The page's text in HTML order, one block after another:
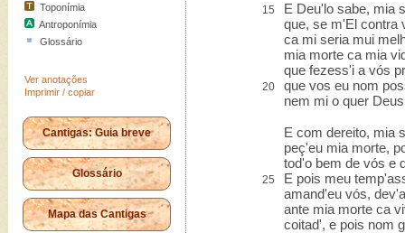
Toponímia
Antroponímia
Glossário
Ver anotações
Imprimir / copiar
Cantigas: Guia breve
Glossário
Mapa das Cantigas
15
E Deu'lo sabe, mia
que, se m'El contra
ca mi seria mui
mia morte ca mia
que fezess'i a vós
20
que vos eu nom
nem mi o quer
E com dereito, mia
peç'eu mia morte,
tod'o bem de vós e
25
E pois meu
amand'eu vós,
ante mia morte ca
coitad', e pois nom